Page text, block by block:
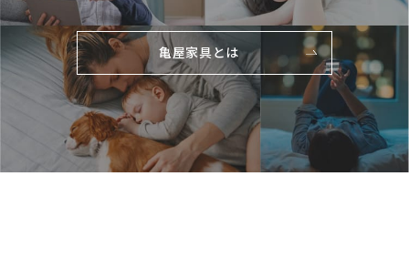
亀屋家具とは